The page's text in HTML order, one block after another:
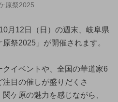
原祭2025
月12日（日）の週末、岐阜県
祭2025」が開催されます。
イベントや、全国の華道家6
目の催しが盛りだくさ
ケ原の魅力を感じながら、